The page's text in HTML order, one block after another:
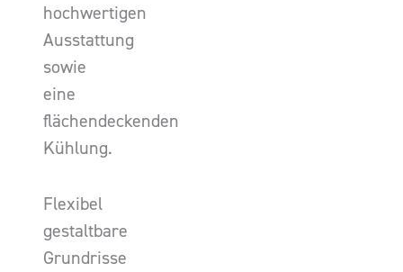
hochwertigen
Ausstattung
sowie
eine
flächendeckenden
Kühlung.
Flexibel
gestaltbare
Grundrisse